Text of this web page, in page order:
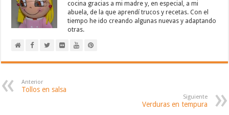
cocina gracias a mi madre y, en especial, a mi
abuela, de la que aprendí trucos y recetas. Con el
tiempo he ido creando algunas nuevas y adaptando
otras.
Anterior
Tollos en salsa
Siguiente
Verduras en tempura